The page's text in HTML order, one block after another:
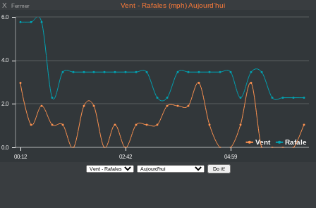
X Fermer Vent - Rafales (mph) Aujourd'hui